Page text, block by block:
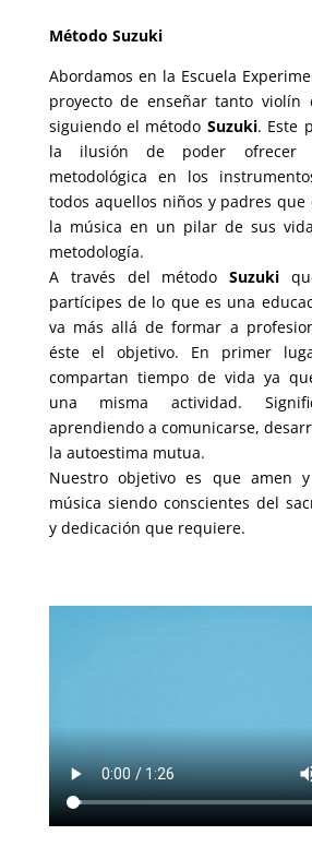
Método Suzuki
Abordamos en la Escuela
proyecto de enseñar tanto violín
siguiendo el método Suzuki. Este
la ilusión de poder ofrecer
metodológica en los
todos aquellos niños y padres
la música en un pilar de sus
metodología.
A través del métodoSuzuki
partícipes de lo que es una
va más allá de formar a
éste el objetivo. En primer
compartan tiempo de vida ya
una misma actividad.
aprendiendo a comunicarse,
la autoestima mutua.
Nuestro objetivo es que amen
música siendo conscientes del
y dedicación que requiere.